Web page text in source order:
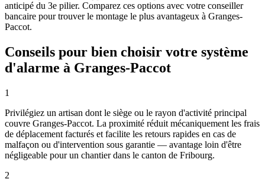
anticipé du 3e pilier. Comparez ces options avec votre conseiller
bancaire pour trouver le montage le plus avantageux à Granges-
Paccot.
Conseils pour bien choisir votre système
d'alarme à Granges-Paccot
1
Privilégiez un artisan dont le siège ou le rayon d'activité principal
couvre Granges-Paccot. La proximité réduit mécaniquement les frais
de déplacement facturés et facilite les retours rapides en cas de
malfaçon ou d'intervention sous garantie — avantage loin d'être
négligeable pour un chantier dans le canton de Fribourg.
2